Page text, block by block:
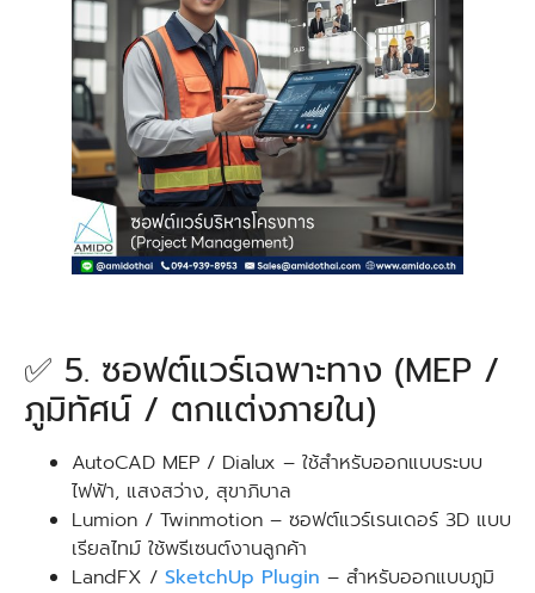
✅ 5. ซอฟต์แวร์เฉพาะทาง (MEP /
ภูมิทัศน์ / ตกแต่งภายใน)
AutoCAD MEP / Dialux – ใช้สำหรับออกแบบระบบ
ไฟฟ้า, แสงสว่าง, สุขาภิบาล
Lumion / Twinmotion – ซอฟต์แวร์เรนเดอร์ 3D แบบ
เรียลไทม์ ใช้พรีเซนต์งานลูกค้า
LandFX / SketchUp Plugin – สำหรับออกแบบภูมิ